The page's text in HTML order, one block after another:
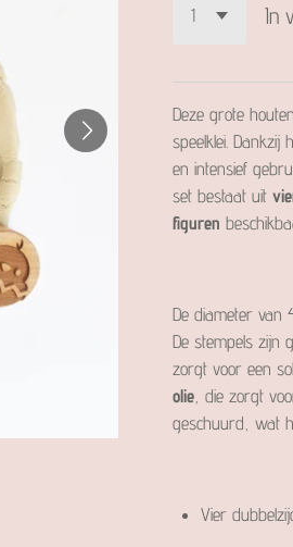
In
Deze grote
speelklei. Dankzij
en intensief
set bestaat uit
figuren
De diameter van
De stempels zijn
zorgt voor een
olie , die zorgt
geschuurd, wat
Vier